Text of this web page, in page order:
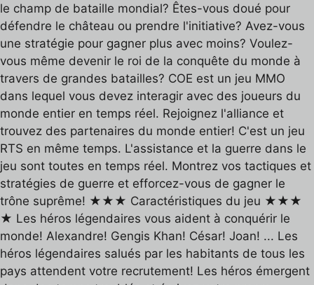
le champ de bataille mondial? Êtes-vous doué pour
défendre le château ou prendre l'initiative? Avez-vous
une stratégie pour gagner plus avec moins? Voulez-
vous même devenir le roi de la conquête du monde à
travers de grandes batailles? COE est un jeu MMO
dans lequel vous devez interagir avec des joueurs du
monde entier en temps réel. Rejoignez l'alliance et
trouvez des partenaires du monde entier! C'est un jeu
RTS en même temps. L'assistance et la guerre dans le
jeu sont toutes en temps réel. Montrez vos tactiques et
stratégies de guerre et efforcez-vous de gagner le
trône suprême! ★★★ Caractéristiques du jeu ★★★
★ Les héros légendaires vous aident à conquérir le
monde! Alexandre! Gengis Khan! César! Joan! ... Les
héros légendaires salués par les habitants de tous les
pays attendent votre recrutement! Les héros émergent